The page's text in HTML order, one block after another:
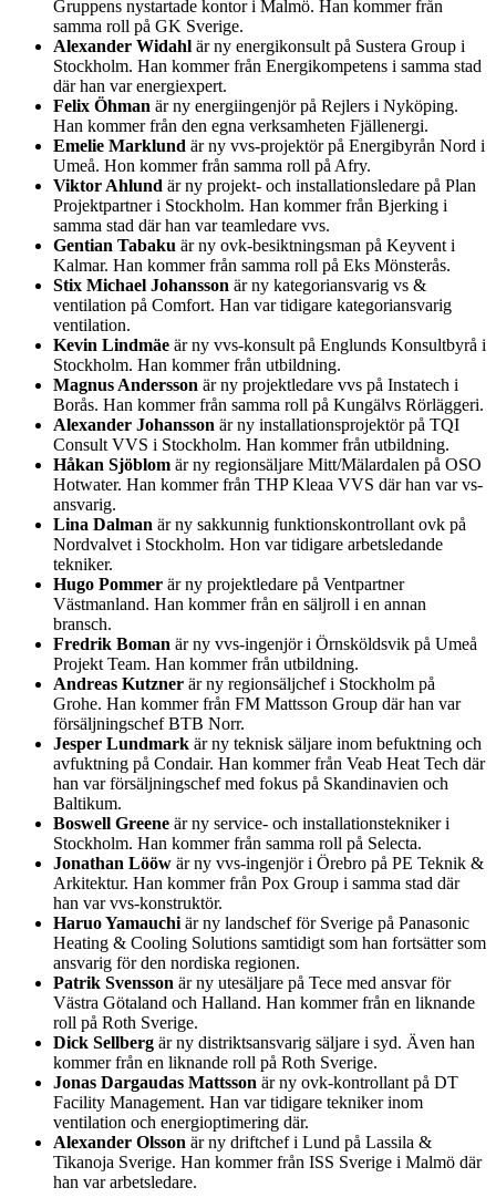
Gruppens nystartade kontor i Malmö. Han kommer från
samma roll på GK Sverige.
Alexander Widahl är ny energikonsult på Sustera Group i
Stockholm. Han kommer från Energikompetens i samma stad
där han var energiexpert.
Felix Öhman är ny energiingenjör på Rejlers i Nyköping.
Han kommer från den egna verksamheten Fjällenergi.
Emelie Marklund är ny vvs-projektör på Energibyrån Nord i
Umeå. Hon kommer från samma roll på Afry.
Viktor Ahlund är ny projekt- och installationsledare på Plan
Projektpartner i Stockholm. Han kommer från Bjerking i
samma stad där han var teamledare vvs.
Gentian Tabaku är ny ovk-besiktningsman på Keyvent i
Kalmar. Han kommer från samma roll på Eks Mönsterås.
Stix Michael Johansson är ny kategoriansvarig vs &
ventilation på Comfort. Han var tidigare kategoriansvarig
ventilation.
Kevin Lindmäe är ny vvs-konsult på Englunds Konsultbyrå i
Stockholm. Han kommer från utbildning.
Magnus Andersson är ny projektledare vvs på Instatech i
Borås. Han kommer från samma roll på Kungälvs Rörläggeri.
Alexander Johansson är ny installationsprojektör på TQI
Consult VVS i Stockholm. Han kommer från utbildning.
Håkan Sjöblom är ny regionsäljare Mitt/Mälardalen på OSO
Hotwater. Han kommer från THP Kleaa VVS där han var vs-
ansvarig.
Lina Dalman är ny sakkunnig funktionskontrollant ovk på
Nordvalvet i Stockholm. Hon var tidigare arbetsledande
tekniker.
Hugo Pommer är ny projektledare på Ventpartner
Västmanland. Han kommer från en säljroll i en annan
bransch.
Fredrik Boman är ny vvs-ingenjör i Örnsköldsvik på Umeå
Projekt Team. Han kommer från utbildning.
Andreas Kutzner är ny regionsäljchef i Stockholm på
Grohe. Han kommer från FM Mattsson Group där han var
försäljningschef BTB Norr.
Jesper Lundmark är ny teknisk säljare inom befuktning och
avfuktning på Condair. Han kommer från Veab Heat Tech där
han var försäljningschef med fokus på Skandinavien och
Baltikum.
Boswell Greene är ny service- och installationstekniker i
Stockholm. Han kommer från samma roll på Selecta.
Jonathan Lööw är ny vvs-ingenjör i Örebro på PE Teknik &
Arkitektur. Han kommer från Pox Group i samma stad där
han var vvs-konstruktör.
Haruo Yamauchi är ny landschef för Sverige på Panasonic
Heating & Cooling Solutions samtidigt som han fortsätter som
ansvarig för den nordiska regionen.
Patrik Svensson är ny utesäljare på Tece med ansvar för
Västra Götaland och Halland. Han kommer från en liknande
roll på Roth Sverige.
Dick Sellberg är ny distriktsansvarig säljare i syd. Även han
kommer från en liknande roll på Roth Sverige.
Jonas Dargaudas Mattsson är ny ovk-kontrollant på DT
Facility Management. Han var tidigare tekniker inom
ventilation och energioptimering där.
Alexander Olsson är ny driftchef i Lund på Lassila &
Tikanoja Sverige. Han kommer från ISS Sverige i Malmö där
han var arbetsledare.